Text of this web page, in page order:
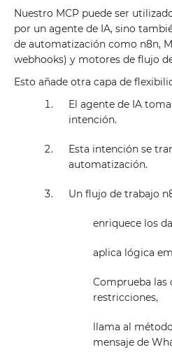
Nuestro MCP puede ser
por un agente de IA, sino
de automatización como n8n,
webhooks) y motores de flujo
Esto añade otra capa de
El agente de IA
intención.
Esta intención se
automatización.
Un flujo de trabajo
enriquece los
aplica lógica
Comprueba las
restricciones,
llama al
mensaje de